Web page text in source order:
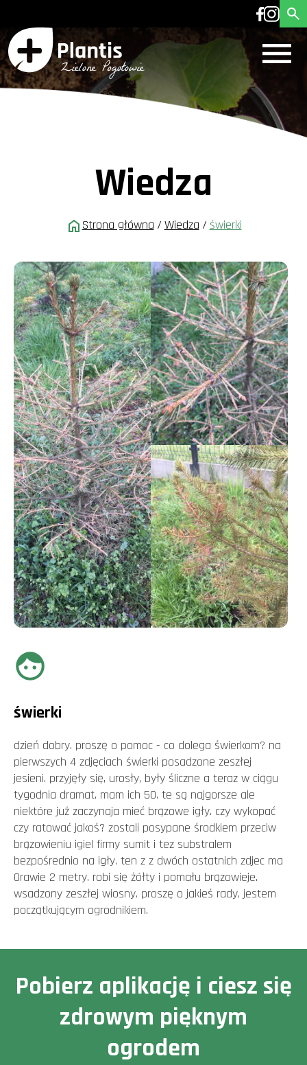
Wiedza
Strona główna / Wiedza / świerki
świerki
dzień dobry. proszę o pomoc - co dolega świerkom? na
pierwszych 4 zdjęciach świerki posadzone zeszłej
jesieni. przyjęły się, urosły, były śliczne a teraz w ciągu
tygodnia dramat. mam ich 50. te są najgorsze ale
niektóre już zaczynaja mieć brązowe igły. czy wykopać
czy ratować jakoś? zostali posypane środkiem przeciw
brązowieniu igiel firmy sumit i tez substralem
bezpośrednio na igły. ten z z dwóch ostatnich zdjec ma
Orawie 2 metry. robi się żółty i pomału brązowieje.
wsadzony zeszłej wiosny. proszę o jakieś rady, jestem
początkującym ogrodnikiem.
Pobierz aplikację i ciesz się
zdrowym pięknym
ogrodem